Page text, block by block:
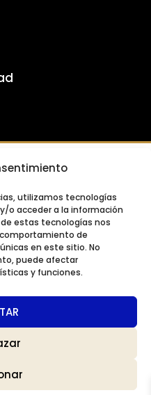
utilizamos tecnologías
o acceder a la información
estas tecnologías nos
de
en este sitio. No
puede afectar
y funciones.
EUROPEA CON EL
DEL MECANISMO DE
RESILIENCIA